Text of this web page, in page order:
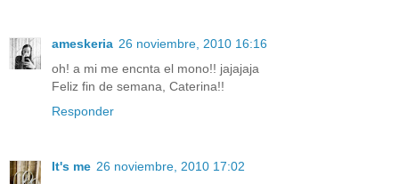
ameskeria 26 noviembre, 2010 16:16
oh! a mi me encnta el mono!! jajajaja
Feliz fin de semana, Caterina!!
Responder
It's me 26 noviembre, 2010 17:02